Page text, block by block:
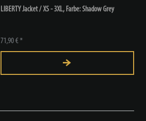
LIBERTY Jacket / XS - 3XL, Farbe: Shadow Grey
71,90 € *